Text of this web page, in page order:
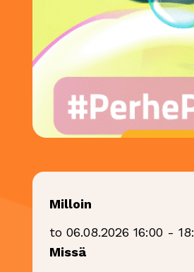
Milloin
to 06.08.2026 16:00 -
Missä